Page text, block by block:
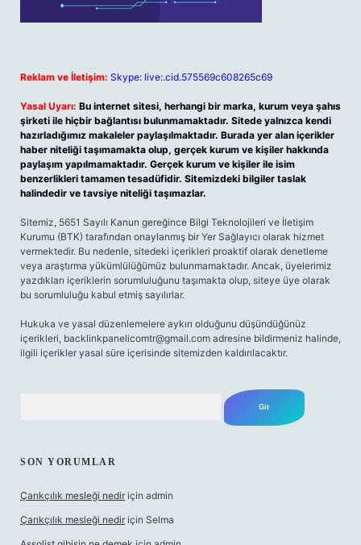
Reklam ve İletişim: Skype: live:.cid.575569c608265c69
Yasal Uyarı: Bu internet sitesi, herhangi bir marka, kurum veya şahıs
şirketi ile hiçbir bağlantısı bulunmamaktadır. Sitede yalnızca kendi
hazırladığımız makaleler paylaşılmaktadır. Burada yer alan içerikler
haber niteliği taşımamakta olup, gerçek kurum ve kişiler hakkında
paylaşım yapılmamaktadır. Gerçek kurum ve kişiler ile isim
benzerlikleri tamamen tesadüfidir. Sitemizdeki bilgiler taslak
halindedir ve tavsiye niteliği taşımazlar.
Sitemiz, 5651 Sayılı Kanun gereğince Bilgi Teknolojileri ve İletişim
Kurumu (BTK) tarafından onaylanmış bir Yer Sağlayıcı olarak hizmet
vermektedir. Bu nedenle, sitedeki içerikleri proaktif olarak denetleme
veya araştırma yükümlülüğümüz bulunmamaktadır. Ancak, üyelerimiz
yazdıkları içeriklerin sorumluluğunu taşımakta olup, siteye üye olarak
bu sorumluluğu kabul etmiş sayılırlar.
Hukuka ve yasal düzenlemelere aykırı olduğunu düşündüğünüz
içerikleri, backlinkpanelicomtr@gmail.com adresine bildirmeniz halinde,
ilgili içerikler yasal süre içerisinde sitemizden kaldırılacaktır.
SON YORUMLAR
Çarıkçılık mesleği nedir için admin
Çarıkçılık mesleği nedir için Selma